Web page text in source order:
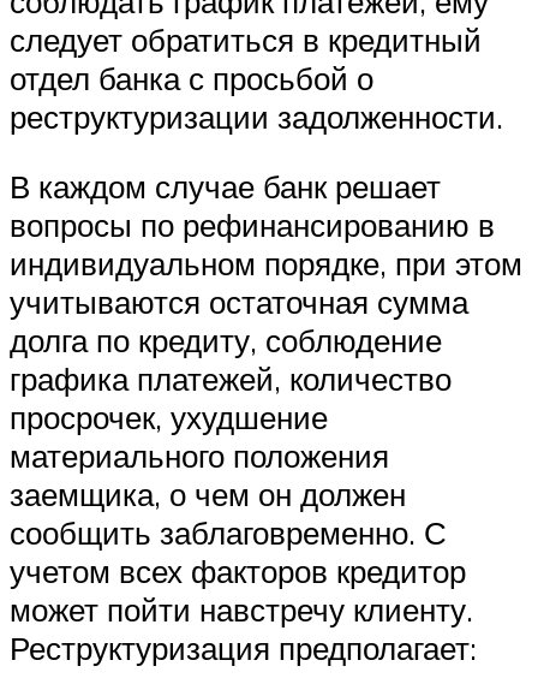
следует обратиться в кредитный
отдел банка с просьбой о
реструктуризации задолженности.
В каждом случае банк решает
вопросы по рефинансированию в
индивидуальном порядке, при этом
учитываются остаточная сумма
долга по кредиту, соблюдение
графика платежей, количество
просрочек, ухудшение
материального положения
заемщика, о чем он должен
сообщить заблаговременно. С
учетом всех факторов кредитор
может пойти навстречу клиенту.
Реструктуризация предполагает: